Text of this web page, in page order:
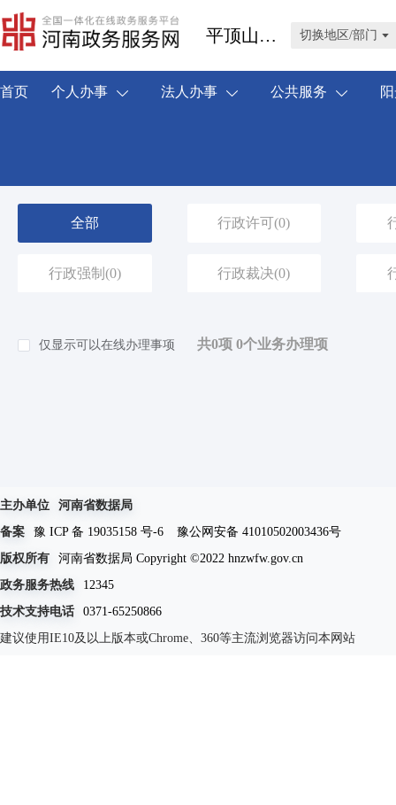
平顶山市汝州市 切换地区/部门
首页 个人办事 法人办事 公共服务
全部 行政许可(0)
行政强制 (0) 行政裁决(0)
仅显示可以在线办理事项 共0项 0个业务办理项
主办单位
河南省数据局
备案
豫 ICP 备 19035158 号-6
豫公网安备 41010502003436号
版权所有
河南省数据局 Copyright ©2022 hnzwfw.gov.cn
政务服务热线
12345
技术支持电话
0371-65250866
建议使用IE10及以上版本或Chrome、360等主流浏览器访问本网站